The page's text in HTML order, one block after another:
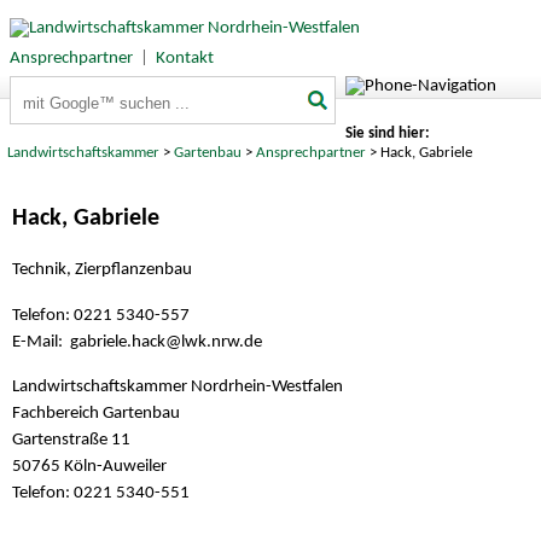
Ansprechpartner|
Kontakt
Sie sind hier:
Landwirtschaftskammer >Gartenbau >Ansprechpartner > Hack, Gabriele
Hack, Gabriele
Technik, Zierpflanzenbau
Telefon: 0221 5340-557
E-Mail: gabriele.hack@ lwk.nrw.de
Landwirtschaftskammer Nordrhein-Westfalen
Fachbereich Gartenbau
Gartenstraße 11
50765 Köln-Auweiler
Telefon: 0221 5340-551